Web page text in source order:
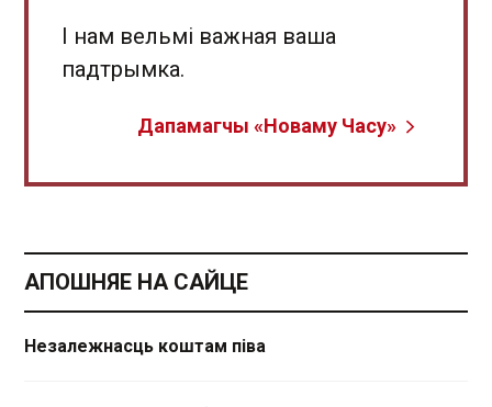
І нам вельмі важная ваша
падтрымка.
Дапамагчы «Новаму Часу»
АПОШНЯЕ НА САЙЦЕ
Незалежнасць коштам піва